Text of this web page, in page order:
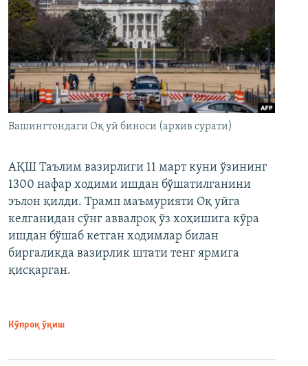
Вашингтондаги Оқ уй биноси (архив сурати)
АҚШ Таълим вазирлиги 11 март куни ўзининг
1300 нафар ходими ишдан бўшатилганини
эълон қилди. Трамп маъмурияти Оқ уйга
келганидан сўнг аввалроқ ўз хоҳишига кўра
ишдан бўшаб кетган ходимлар билан
биргаликда вазирлик штати тенг ярмига
қисқарган.
Кўпроқ ўқиш